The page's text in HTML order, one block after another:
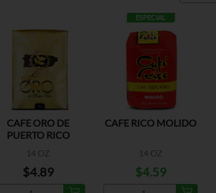
CAFE ORO DE
PUERTO RICO
14 OZ
$4.89
ESPECIAL
CAFE RICO MOLIDO
14 OZ
$4.59